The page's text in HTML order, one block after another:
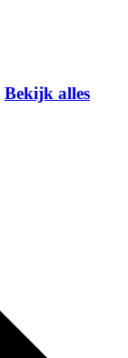
Bekijk alles